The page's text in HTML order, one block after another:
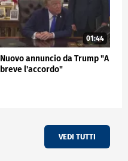
01:44
Nuovo annuncio da Trump "A
breve l'accordo"
VEDI TUTTI